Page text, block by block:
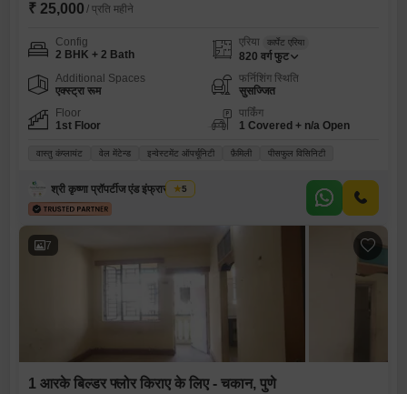
₹ 25,000 / प्रति महीने
Config
2 BHK + 2 Bath
एरिया कार्पेट एरिया
820 वर्ग फुट
Additional Spaces
एक्स्ट्रा रूम
फर्निशिंग स्थिति
सुसज्जित
Floor
1st Floor
पार्किंग
1 Covered + n/a Open
वास्तु कंप्लायंट वेल मेंटेन्ड इन्वेस्टमेंट ऑपर्चूनिटी फ़ैमिली पीसफुल विसिनिटी
श्री कृष्णा प्रॉपर्टीज एंड इंफ्रास्ट्रक्चर
5
7
1 आरके बिल्डर फ्लोर किराए के लिए - चकान, पुणे